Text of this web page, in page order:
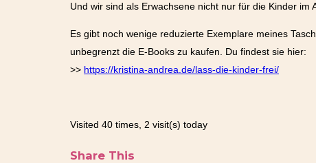
Und wir sind als Erwachsene nicht nur für die Kinder
Es gibt noch wenige reduzierte Exemplare meines
unbegrenzt die E-Books zu kaufen. Du findest sie hier:
>> https://kristina-andrea.de/lass-die-kinder-frei/
Visited 40 times, 2 visit(s) today
Share This